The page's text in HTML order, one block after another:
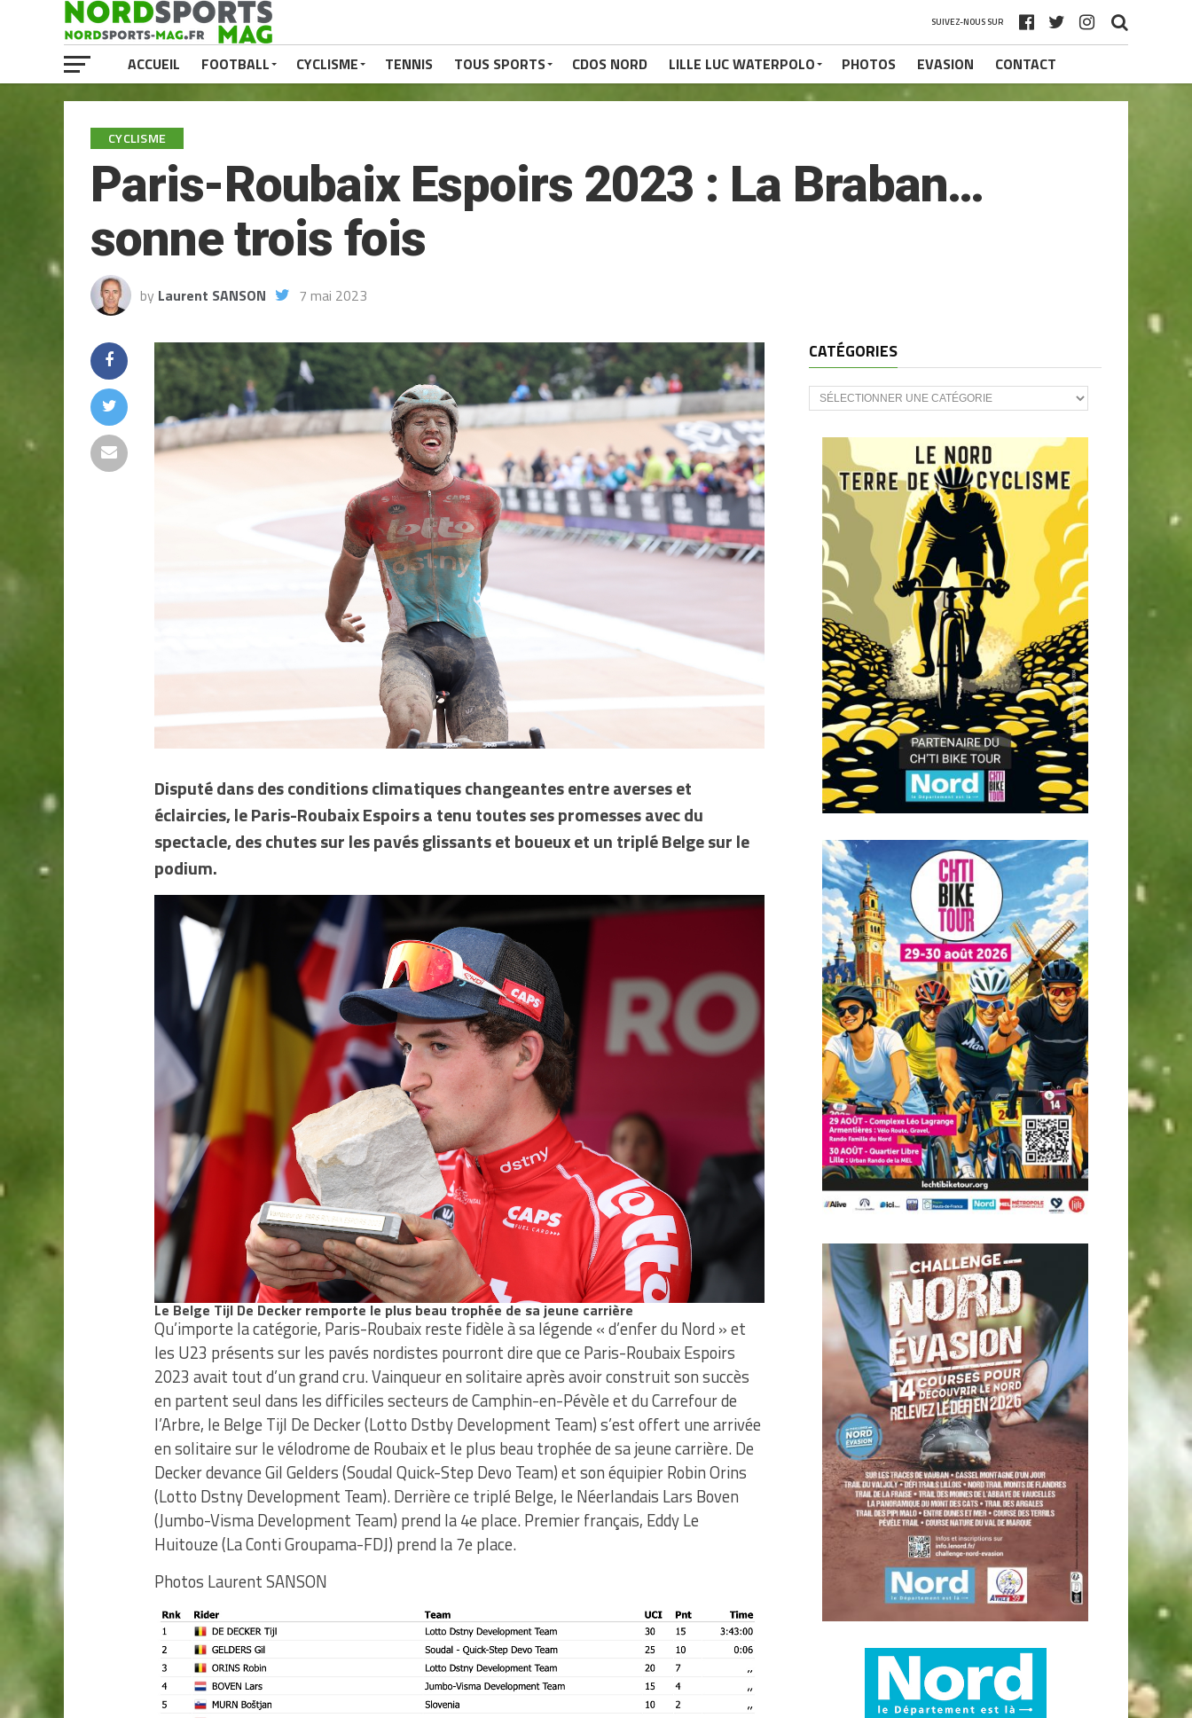
SUIVEZ-NOUS SUR
ACCUEIL FOOTBALL CYCLISME TENNIS TOUS SPORTS CDOS NORD LILLE LUC WATERPOLO PHOTOS EVASION CONTACT
CYCLISME
Paris-Roubaix Espoirs 2023 : La Braban…
sonne trois fois
by Laurent SANSON 7 mai 2023
Disputé dans des conditions climatiques changeantes entre averses et
éclaircies, le Paris-Roubaix Espoirs a tenu toutes ses promesses avec du
spectacle, des chutes sur les pavés glissants et boueux et un triplé Belge sur le
podium.
Le Belge Tijl De Decker remporte le plus beau trophée de sa jeune carrière
Qu’importe la catégorie, Paris-Roubaix reste fidèle à sa légende « d’enfer du Nord » et
les U23 présents sur les pavés nordistes pourront dire que ce Paris-Roubaix Espoirs
2023 avait tout d’un grand cru. Vainqueur en solitaire après avoir construit son succès
en partent seul dans les difficiles secteurs de Camphin-en-Pévèle et du Carrefour de
l’Arbre, le Belge Tijl De Decker (Lotto Dstby Development Team) s’est offert une arrivée
en solitaire sur le vélodrome de Roubaix et le plus beau trophée de sa jeune carrière. De
Decker devance Gil Gelders (Soudal Quick-Step Devo Team) et son équipier Robin Orins
(Lotto Dstny Development Team). Derrière ce triplé Belge, le Néerlandais Lars Boven
(Jumbo-Visma Development Team) prend la 4e place. Premier français, Eddy Le
Huitouze (La Conti Groupama-FDJ) prend la 7e place.
Photos Laurent SANSON
CATÉGORIES
CATÉGORIES